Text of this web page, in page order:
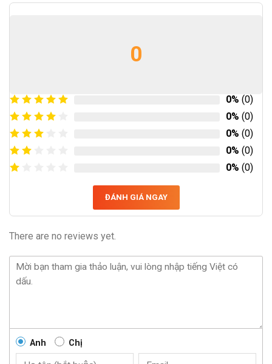
0
0% (0)
0% (0)
0% (0)
0% (0)
0% (0)
ĐÁNH GIÁ NGAY
There are no reviews yet.
Anh Chị